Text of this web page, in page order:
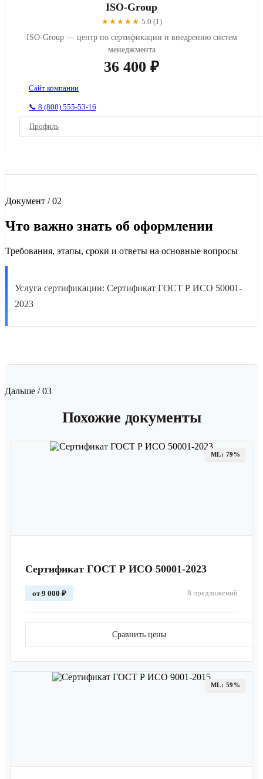
ISO-Group
★★★★★ 5.0 (1)
ISO-Group — центр по сертификации и внедрению систем
менеджмента
36 400 ₽
Сайт компании
📞 8 (800) 555-53-16
Профиль
Документ / 02
Что важно знать об оформлении
Требования, этапы, сроки и ответы на основные вопросы
Услуга сертификации: Сертификат ГОСТ Р ИСО 50001-
2023
Дальше / 03
Похожие документы
ML: 79%
Сертификат ГОСТ Р ИСО 50001-2023
от 9 000 ₽ 8 предложений
Сравнить цены
ML: 59%